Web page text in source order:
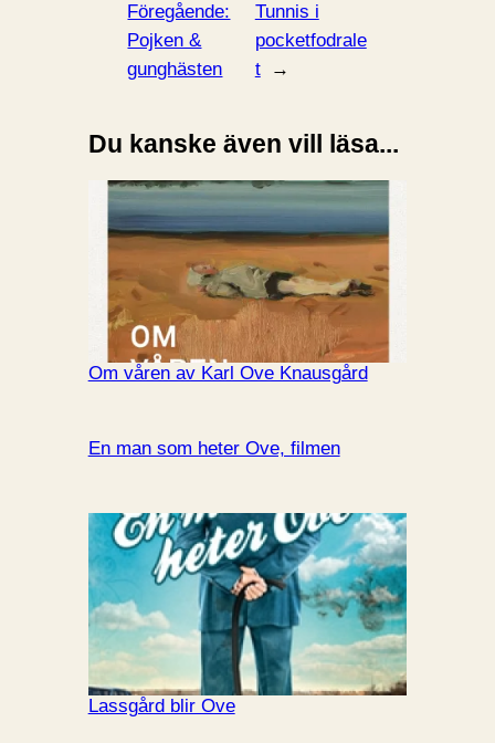
Föregående:
Pojken &
gunghästen
Tunnis i
pocketfodrale
t
→
Du kanske även vill läsa...
Om våren av Karl Ove Knausgård
En man som heter Ove, filmen
Lassgård blir Ove